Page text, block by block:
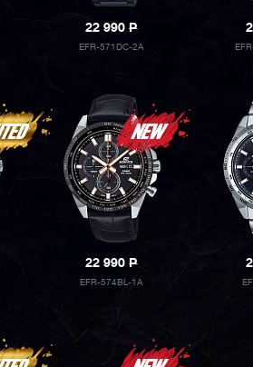
22 990P
EFR-571DC-2A
22 990P
EFR-574BL-1A